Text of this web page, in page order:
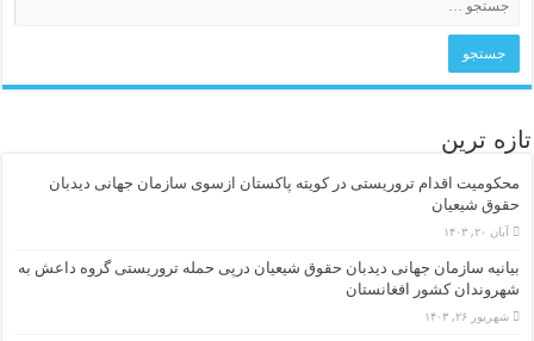
تازه ترین
محکومیت اقدام تروریستی در کویته پاکستان ازسوی سازمان جهانی دیدبان
حقوق شیعیان
آبان ۲۰, ۱۴۰۳
بیانیه سازمان جهانی دیدبان حقوق شیعیان درپی حمله تروریستی گروه داعش به
شهروندان کشور افغانستان
شهریور ۲۶, ۱۴۰۳